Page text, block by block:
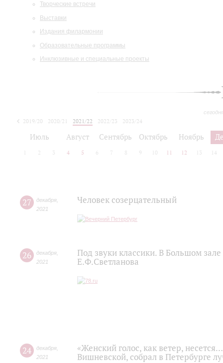
Творческие встречи
Выставки
Издания филармонии
Образовательные программы
Инклюзивные и специальные проекты
2019/20 2020/21 2021/22 2022/23
2023/24
Июль Август Сентябрь Октябрь Ноябрь
2 3 4 5 6 7 8 9 10 11 12 13 14
27 декабря
2021
Человек созерцательный
26 декабря
2021
Под звуки классики. В Большом
Е.Ф.Светланова
24 декабря
2021
«Женский голос, как ветер,
Вишневской, собрал в Петербурге